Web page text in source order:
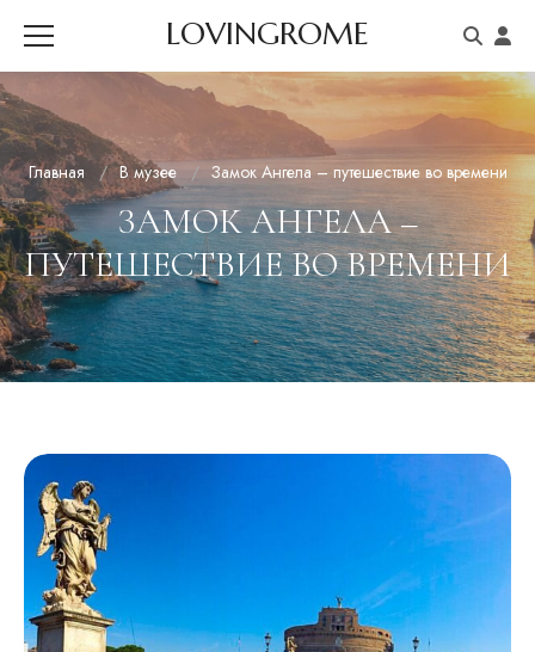
LOVINGROME
Главная В музее Замок Ангела – путешествие во времени
ЗАМОК АНГЕЛА –
ПУТЕШЕСТВИЕ ВО ВРЕМЕНИ